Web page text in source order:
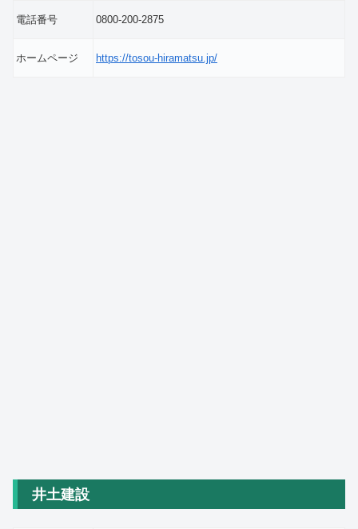
電話番号 0800-200-2875
ホームページ https://tosou-hiramatsu.jp/
井土建設